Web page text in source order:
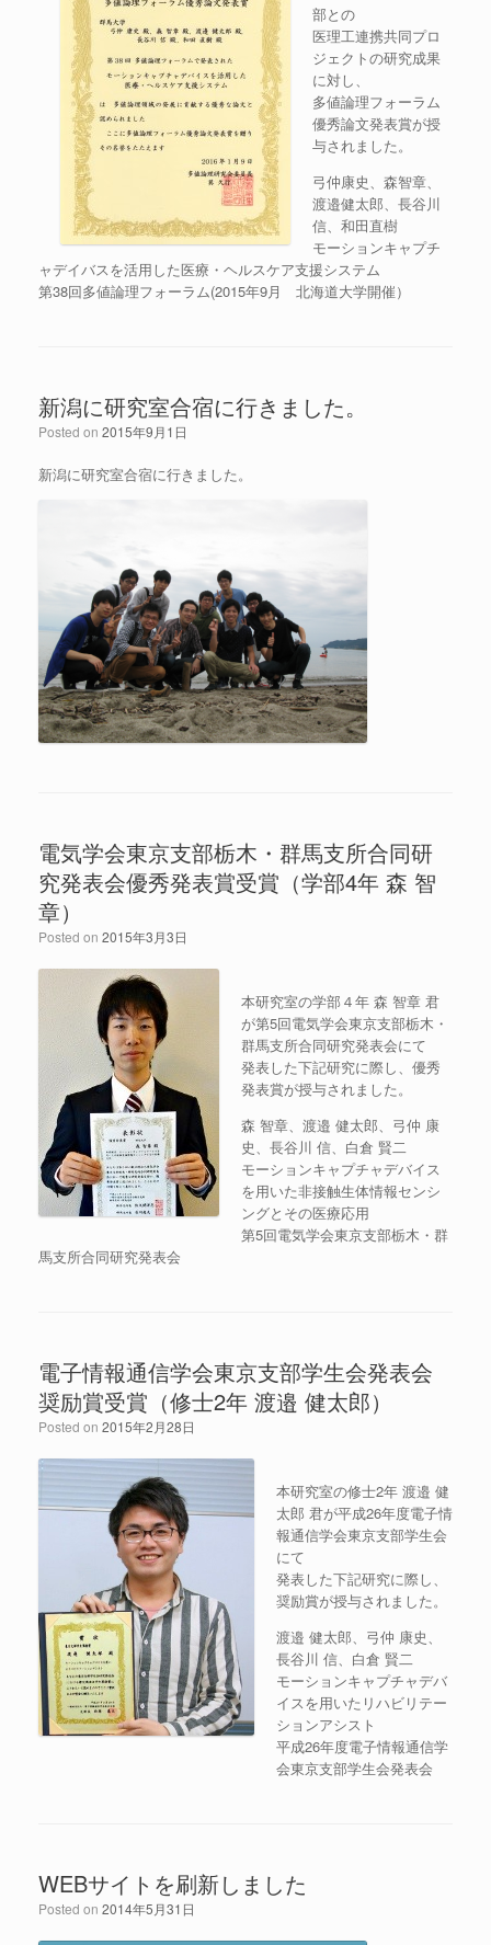
部との
医理工連携共同プロ
ジェクトの研究成果
に対し、
多値論理フォーラム
優秀論文発表賞が授
与されました。
弓仲康史、森智章、
渡邉健太郎、長谷川
信、和田直樹
モーションキャプチ
ャデイバスを活用した医療・ヘルスケア支援システム
第38回多値論理フォーラム(2015年9月 北海道大学開催）
新潟に研究室合宿に行きました。
Posted on 2015年9月1日
新潟に研究室合宿に行きました。
電気学会東京支部栃木・群馬支所合同研
究発表会優秀発表賞受賞（学部4年 森 智
章）
Posted on 2015年3月3日
本研究室の学部４年 森 智章 君
が第5回電気学会東京支部栃木・
群馬支所合同研究発表会にて
発表した下記研究に際し、優秀
発表賞が授与されました。
森 智章、渡邉 健太郎、弓仲 康
史、長谷川 信、白倉 賢二
モーションキャプチャデバイス
を用いた非接触生体情報センシ
ングとその医療応用
第5回電気学会東京支部栃木・群
馬支所合同研究発表会
電子情報通信学会東京支部学生会発表会
奨励賞受賞（修士2年 渡邉 健太郎）
Posted on 2015年2月28日
本研究室の修士2年 渡邉 健
太郎 君が平成26年度電子情
報通信学会東京支部学生会
にて
発表した下記研究に際し、
奨励賞が授与されました。
渡邉 健太郎、弓仲 康史、
長谷川 信、白倉 賢二
モーションキャプチャデバ
イスを用いたリハビリテー
ションアシスト
平成26年度電子情報通信学
会東京支部学生会発表会
WEBサイトを刷新しました
Posted on 2014年5月31日